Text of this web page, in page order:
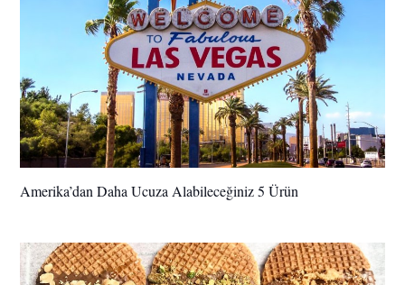
Amerika’dan Daha Ucuza Alabileceğiniz 5 Ürün